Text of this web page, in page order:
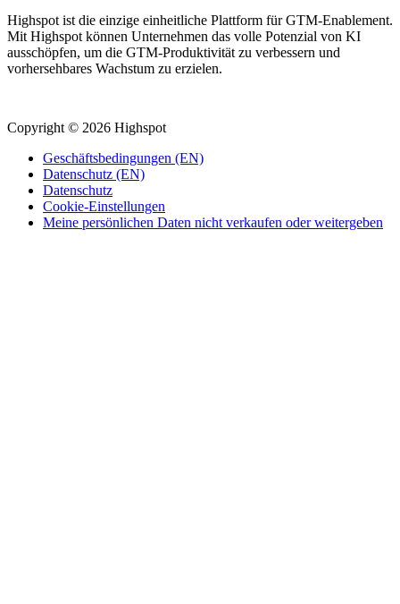
Highspot ist die einzige einheitliche Plattform für GTM-Enablement.
Mit Highspot können Unternehmen das volle Potenzial von KI
ausschöpfen, um die GTM-Produktivität zu verbessern und
vorhersehbares Wachstum zu erzielen.
Copyright © 2026 Highspot
Geschäftsbedingungen (EN)
Datenschutz (EN)
Datenschutz
Cookie-Einstellungen
Meine persönlichen Daten nicht verkaufen oder weitergeben